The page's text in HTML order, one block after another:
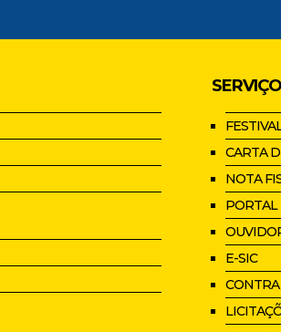
CARTA
NOTA
E-SIC